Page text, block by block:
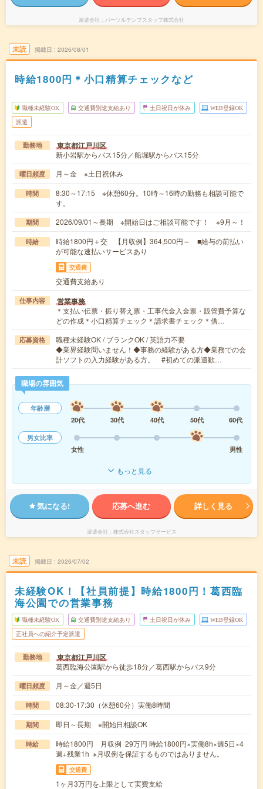
派遣会社 パーソルテンプスタッフ株式会社
未読 掲載日 2026/08/01
時給1800円＊小口精算チェックなど
職種未経験OK 交通費別途支給あり 土日祝日が休み WEB登録OK
派遣
勤務地 東京都江戸川区
新小岩駅からバス15分／船堀駅からバス15分
曜日頻度 月～金 ※土日祝休み
時間
8:30～17:15 ※休憩60分。10時～16時の勤務も相談可能で
す。
期間 2026/09/01～長期 ※開始日はご相談可能です！ ※9月～！
時給
時給1800円＋交 【月収例】364,500円～ ■給与の前払い
が可能な速払いサービスあり
交通費
交通費支給あり
仕事内容 営業事務
＊支払い伝票・振り替え票・工事代金入金票・販管費予算な
どの作成＊小口精算チェック＊請求書チェック＊借…
応募資格
職種未経験OK / ブランクOK / 英語力不要
◆業界経験問いません！◆事務の経験がある方◆業務での会
計ソフトの入力経験がある方。 #初めての派遣歓…
職場の雰囲気
年齢層
20代
30代 40代 50代
60代
男女比率
女性
男性
もっと見る
気になる! 応募へ進む 詳しく見る
派遣会社 株式会社スタッフサービス
未読 掲載日 2026/07/02
未経験OK！【社員前提】時給1800円！葛西臨
海公園での営業事務
職種未経験OK 交通費別途支給あり 土日祝日が休み WEB登録OK
正社員への紹介予定派遣
勤務地 東京都江戸川区
葛西臨海公園駅から徒歩18分／葛西駅からバス9分
曜日頻度 月～金／週5日
時間 08:30-17:30（休憩60分）実働8時間
期間 即日～長期 ※開始日相談OK
時給
時給1800円 月収例 29万円 時給1800円×実働8h×週5日×4
週+残業1h ※月収例を保証するものではありません。
交通費
1ヶ月3万円を上限として実費支給